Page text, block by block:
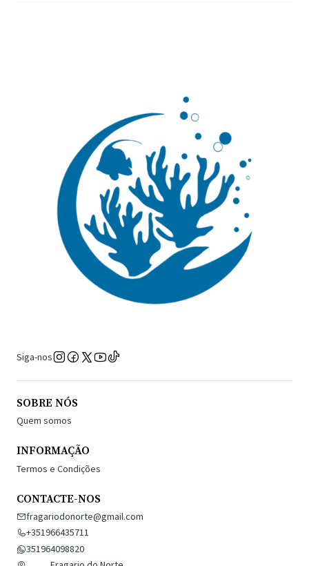
Siga-nos
SOBRE NÓS
Quem somos
INFORMAÇÃO
Termos e Condições
CONTACTE-NOS
fragariodonorte@gmail.com
+351966435711
351964098820